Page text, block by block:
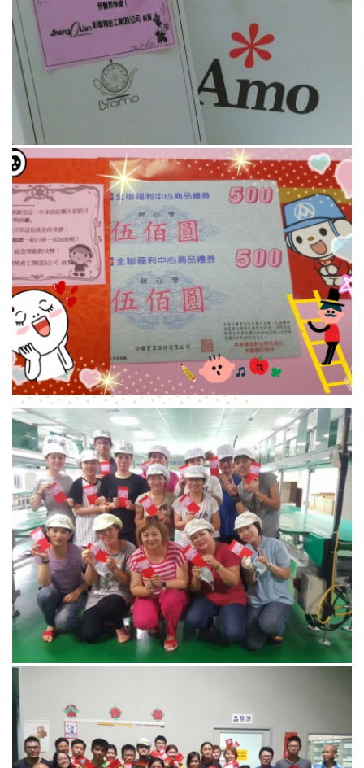
活动花絮
您所在的位置:
首页 活动花絮